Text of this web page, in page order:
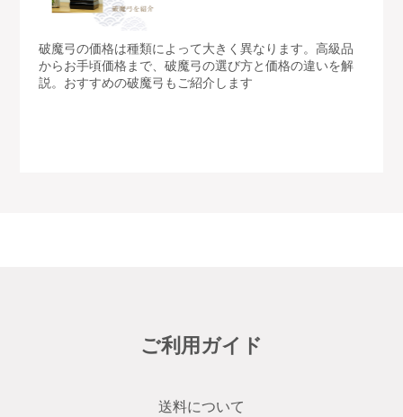
破魔弓の価格は種類によって大きく異なります。高級品
からお手頃価格まで、破魔弓の選び方と価格の違いを解
説。おすすめの破魔弓もご紹介します
ご利用ガイド
送料について